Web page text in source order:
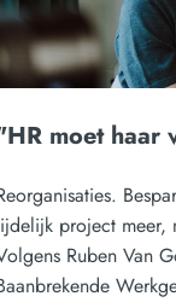
moet haar
project meer,
Ruben Van